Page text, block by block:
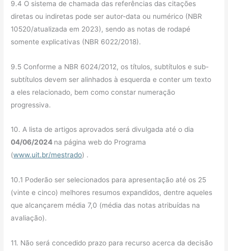
9.4 O sistema de chamada das referências das citações
diretas ou indiretas pode ser autor-data ou numérico (NBR
10520/atualizada em 2023), sendo as notas de rodapé
somente explicativas (NBR 6022/2018).
9.5 Conforme a NBR 6024/2012, os títulos, subtítulos e sub-
subtítulos devem ser alinhados à esquerda e conter um texto
a eles relacionado, bem como constar numeração
progressiva.
10. A lista de artigos aprovados será divulgada até o dia
04/06/2024 na página web do Programa
(www.uit.br/mestrado) .
10.1 Poderão ser selecionados para apresentação até os 25
(vinte e cinco) melhores resumos expandidos, dentre aqueles
que alcançarem média 7,0 (média das notas atribuídas na
avaliação).
11. Não será concedido prazo para recurso acerca da decisão